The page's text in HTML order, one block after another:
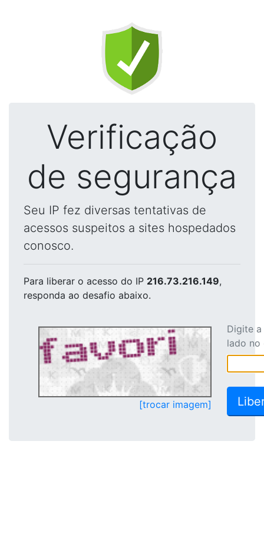
Verificação
de segurança
Seu IP fez diversas tentativas de
acessos suspeitos a sites hospedados
conosco.
Para liberar o acesso do IP 216.73.216.149,
responda ao desafio abaixo.
[trocar imagem]
Digite
lado no